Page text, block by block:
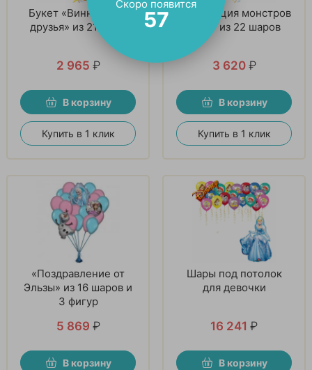
Букет «Винни и его
друзья» из 21 шара
2 965 ₽
В корзину
Купить в 1 клик
Корпорация монстров
букет из 22 шаров
3 620 ₽
В корзину
Купить в 1 клик
«Поздравление от
Эльзы» из 16 шаров и
3 фигур
5 869 ₽
В корзину
Шары под потолок
для девочки
16 241 ₽
В корзину
Скоро появится
56